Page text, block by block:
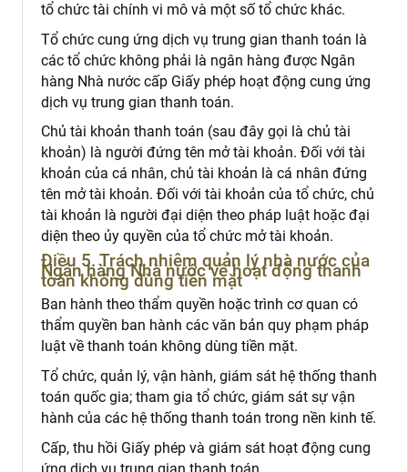
tổ chức tài chính vi mô và một số tổ chức khác.
Tổ chức cung ứng dịch vụ trung gian thanh toán là
các tổ chức không phải là ngân hàng được Ngân
hàng Nhà nước cấp Giấy phép hoạt động cung ứng
dịch vụ trung gian thanh toán.
Chủ tài khoản thanh toán (sau đây gọi là chủ tài
khoản) là người đứng tên mở tài khoản. Đối với tài
khoản của cá nhân, chủ tài khoản là cá nhân đứng
tên mở tài khoản. Đối với tài khoản của tổ chức, chủ
tài khoản là người đại diện theo pháp luật hoặc đại
diện theo ủy quyền của tổ chức mở tài khoản.
Điều 5. Trách nhiệm quản lý nhà nước của
Ngân hàng Nhà nước về hoạt động thanh
toán không dùng tiền mặt
Ban hành theo thẩm quyền hoặc trình cơ quan có
thẩm quyền ban hành các văn bản quy phạm pháp
luật về thanh toán không dùng tiền mặt.
Tổ chức, quản lý, vận hành, giám sát hệ thống thanh
toán quốc gia; tham gia tổ chức, giám sát sự vận
hành của các hệ thống thanh toán trong nền kinh tế.
Cấp, thu hồi Giấy phép và giám sát hoạt động cung
ứng dịch vụ trung gian thanh toán.